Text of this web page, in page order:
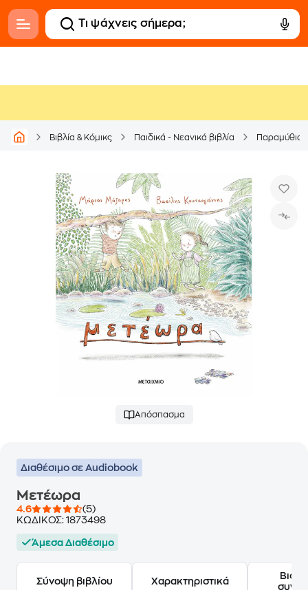
Βιβλία & Κόμικς Παιδικά - Νεανικά βιβλία Παραμύθια
Απόσπασμα
Διαθέσιμο σε Audiobook
Μετέωρα
4.6
(5)
ΚΩΔΙΚΟΣ: 1873498
Άμεσα Διαθέσιμο
Σύνοψη βιβλίου Χαρακτηριστικά